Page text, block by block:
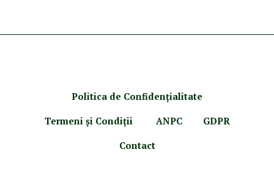
Politica de Confidenţialitate
Termeni şi Condiţii
ANPC
GDPR
Contact